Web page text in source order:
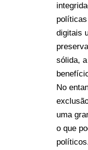
digitais
sólida,
No
uma
o que